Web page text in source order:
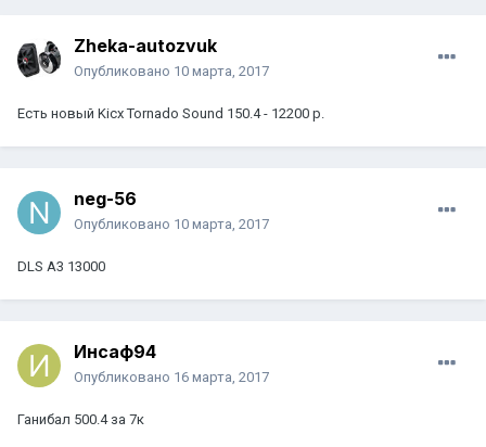
Zheka-autozvuk
Опубликовано 10 марта, 2017
Есть новый Kicx Tornado Sound 150.4 - 12200 р.
neg-56
Опубликовано 10 марта, 2017
DLS A3 13000
Инсаф94
Опубликовано 16 марта, 2017
Ганибал 500.4 за 7к